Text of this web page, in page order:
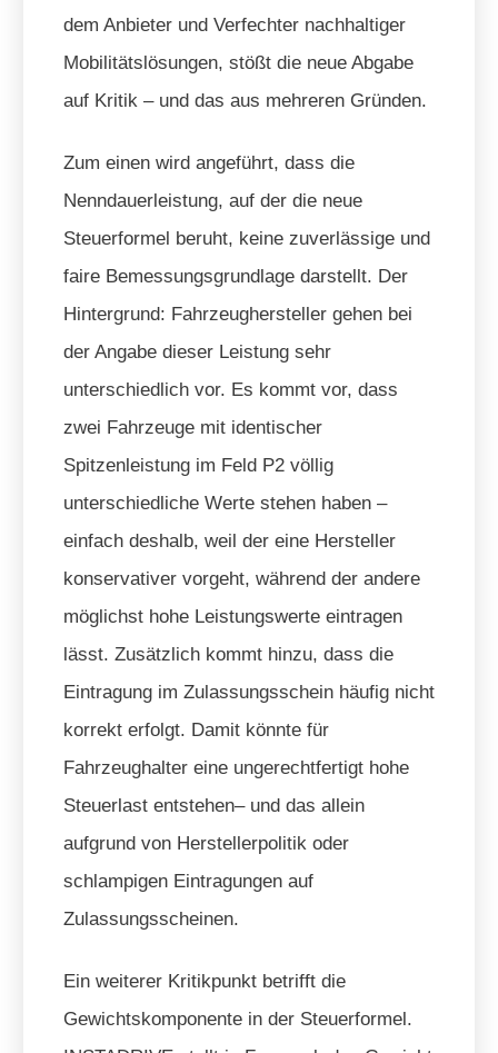
dem Anbieter und Verfechter nachhaltiger
Mobilitätslösungen, stößt die neue Abgabe
auf Kritik – und das aus mehreren Gründen.
Zum einen wird angeführt, dass die
Nenndauerleistung, auf der die neue
Steuerformel beruht, keine zuverlässige und
faire Bemessungsgrundlage darstellt. Der
Hintergrund: Fahrzeughersteller gehen bei
der Angabe dieser Leistung sehr
unterschiedlich vor. Es kommt vor, dass
zwei Fahrzeuge mit identischer
Spitzenleistung im Feld P2 völlig
unterschiedliche Werte stehen haben –
einfach deshalb, weil der eine Hersteller
konservativer vorgeht, während der andere
möglichst hohe Leistungswerte eintragen
lässt. Zusätzlich kommt hinzu, dass die
Eintragung im Zulassungsschein häufig nicht
korrekt erfolgt. Damit könnte für
Fahrzeughalter eine ungerechtfertigt hohe
Steuerlast entstehen– und das allein
aufgrund von Herstellerpolitik oder
schlampigen Eintragungen auf
Zulassungsscheinen.
Ein weiterer Kritikpunkt betrifft die
Gewichtskomponente in der Steuerformel.